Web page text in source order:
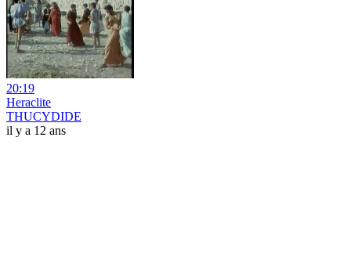
20:19
Heraclite
THUCYDIDE
il y a 12 ans